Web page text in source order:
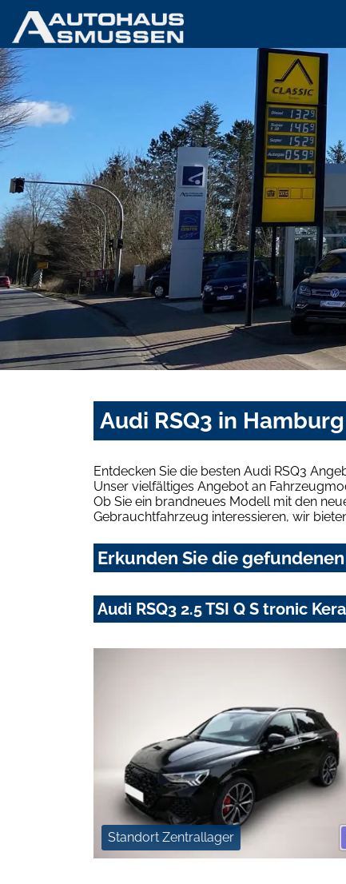
Audi RSQ3 in
Entdecken Sie die besten Audi RSQ3
Unser vielfältiges Angebot an
Ob Sie ein brandneues Modell mit den
Gebrauchtfahrzeug interessieren, wir
Erkunden Sie die
Audi RSQ3 2.5 TSI Q S tronic
Standort Zentrallager